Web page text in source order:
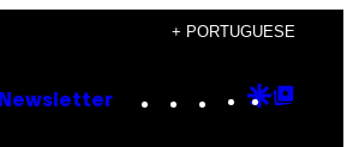
+ PORTUGUESE
Newsletter Instagram
TikTok
YouTube
Google